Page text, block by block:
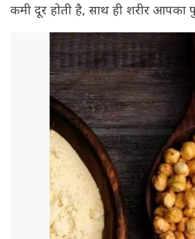
कमी दूर होती है, साथ ही शरीर आपका